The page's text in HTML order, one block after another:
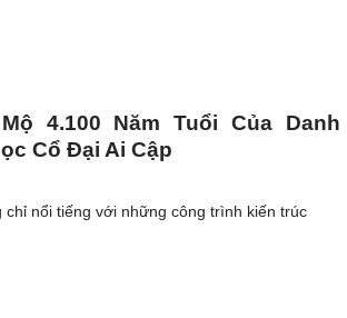
4.100 Năm Tuổi Của
Cổ Đại Ai Cập
chỉ nổi tiếng với những công trình kiến trúc